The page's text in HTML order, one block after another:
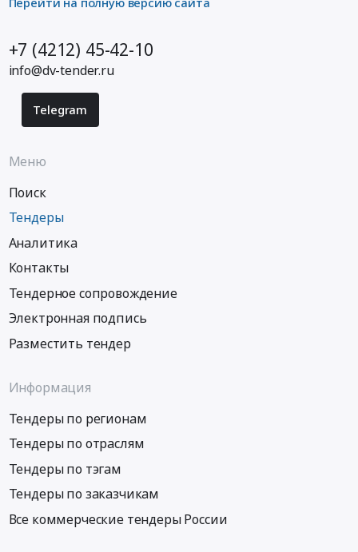
+7 (4212) 45-42-10
info@dv-tender.ru
Telegram
Меню
Поиск
Тендеры
Аналитика
Контакты
Тендерное сопровождение
Электронная подпись
Разместить тендер
Информация
Тендеры по регионам
Тендеры по отраслям
Тендеры по тэгам
Тендеры по заказчикам
Все коммерческие тендеры России